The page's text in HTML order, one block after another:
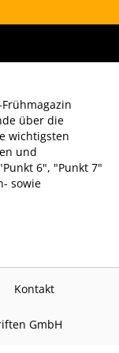
über die
wichtigsten
und
6", "Punkt 7"
sowie
Kontakt
GmbH